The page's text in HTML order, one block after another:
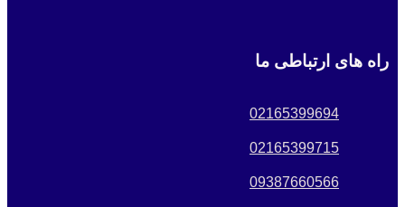
راه های ارتباطی ما
02165399694
02165399715
09387660566